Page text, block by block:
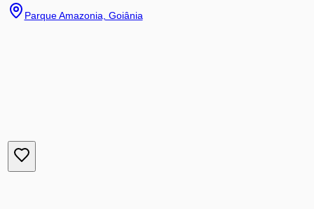
Parque Amazonia, Goiânia